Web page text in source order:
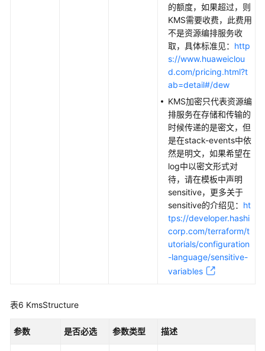
的额度，如果超过，则
KMS需要收费，此费用
不是资源编排服务收
取，具体标准见： http
s://www.huaweiclou
d.com/pricing.html?t
ab=detail#/dew
KMS加密只代表资源编
排服务在存储和传输的
时候传递的是密文，但
是在stack-events中依
然是明文，如果希望在
log中以密文形式对
待，请在模板中声明
sensitive，更多关于
sensitive的介绍见： ht
tps://developer.hashi
corp.com/terraform/t
utorials/configuration
-language/sensitive-
variables
表6 KmsStructure
参数 是否必选 参数类型 描述